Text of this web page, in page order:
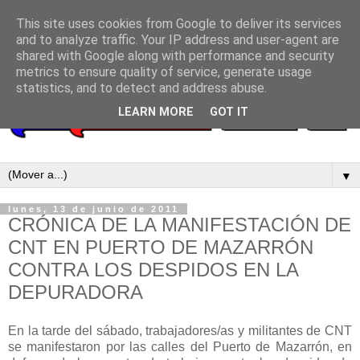
▼
lunes, 13 de junio de 2011
CRÓNICA DE LA MANIFESTACIÓN DE
CNT EN PUERTO DE MAZARRÓN
CONTRA LOS DESPIDOS EN LA
DEPURADORA
En la tarde del sábado, trabajadores/as y militantes de CNT
se manifestaron por las calles del Puerto de Mazarrón, en
This site uses cookies from Google to deliver its services
and to analyze traffic. Your IP address and user-agent are
shared with Google along with performance and security
metrics to ensure quality of service, generate usage
statistics, and to detect and address abuse.
LEARN MORE GOT IT